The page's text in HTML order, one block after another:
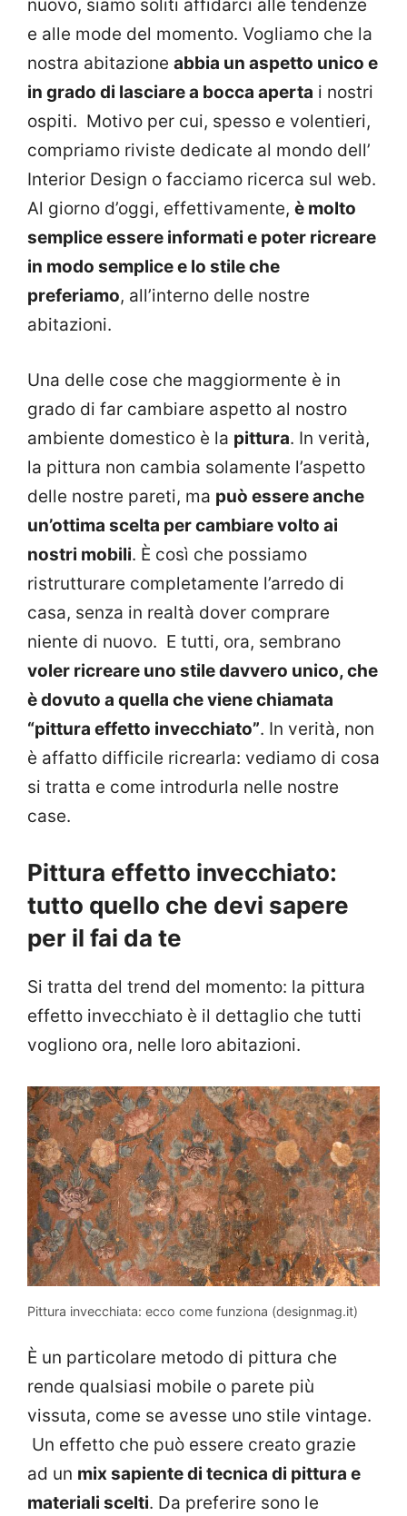
nuovo, siamo soliti affidarci alle tendenze
e alle mode del momento. Vogliamo che la
nostra abitazione abbia un aspetto unico e
in grado di lasciare a bocca aperta i nostri
ospiti. Motivo per cui, spesso e volentieri,
compriamo riviste dedicate al mondo dell’
Interior Design o facciamo ricerca sul web.
Al giorno d’oggi, effettivamente, è molto
semplice essere informati e poter ricreare
in modo semplice e lo stile che
preferiamo, all’interno delle nostre
abitazioni.
Una delle cose che maggiormente è in
grado di far cambiare aspetto al nostro
ambiente domestico è la pittura. In verità,
la pittura non cambia solamente l’aspetto
delle nostre pareti, ma può essere anche
un’ottima scelta per cambiare volto ai
nostri mobili. È così che possiamo
ristrutturare completamente l’arredo di
casa, senza in realtà dover comprare
niente di nuovo. E tutti, ora, sembrano
voler ricreare uno stile davvero unico, che
è dovuto a quella che viene chiamata
“pittura effetto invecchiato”. In verità, non
è affatto difficile ricrearla: vediamo di cosa
si tratta e come introdurla nelle nostre
case.
Pittura effetto invecchiato:
tutto quello che devi sapere
per il fai da te
Si tratta del trend del momento: la pittura
effetto invecchiato è il dettaglio che tutti
vogliono ora, nelle loro abitazioni.
Pittura invecchiata: ecco come funziona (designmag.it)
È un particolare metodo di pittura che
rende qualsiasi mobile o parete più
vissuta, come se avesse uno stile vintage.
Un effetto che può essere creato grazie
ad un mix sapiente di tecnica di pittura e
materiali scelti. Da preferire sono le